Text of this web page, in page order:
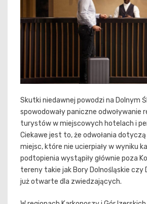
Skutki niedawnej powodzi na Dolnym
spowodowały paniczne odwoływanie
turystów w miejscowych hotelach i
Ciekawe jest to, że odwołania
miejsc, które nie ucierpiały w wyniku
podtopienia wystąpiły głównie poza
tereny takie jak Bory Dolnośląskie czy
już otwarte dla zwiedzających.